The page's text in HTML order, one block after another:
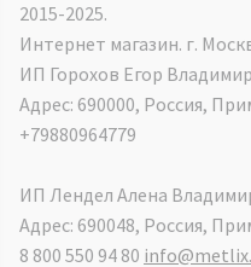
2015-2025.
Интернет магазин. г.
ИП Горохов Егор
Адрес: 690000, Россия,
+79880964779
ИП Лендел Алена
Адрес: 690048, Россия,
8 800 550 94 80